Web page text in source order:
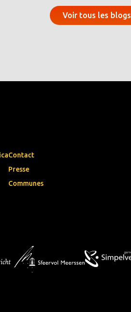
Voir tous les blogs
Contact
Presse
Communes